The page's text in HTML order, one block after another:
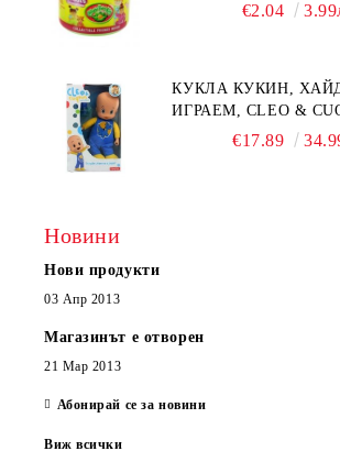
€2.04
КУКЛА КУКИН,
ИГРАЕМ, CLEO &
€17.89
Новини
Нови продукти
03 Апр 2013
Магазинът е отворен
21 Мар 2013
Абонирай се за новини
Виж всички